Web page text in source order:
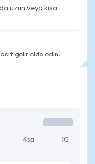
uzun veya kısa
gelir elde edin.
4sa 1G